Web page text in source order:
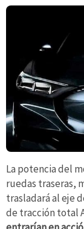
La potencia del
ruedas traseras,
trasladará al eje
de tracción total